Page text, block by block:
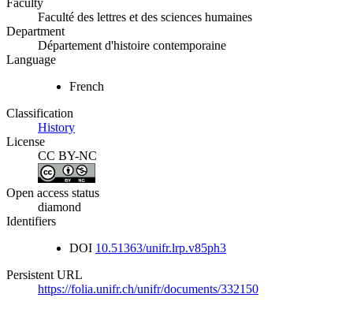
Faculté des lettres et des sciences humaines
Department
Département d'histoire contemporaine
Language
French
Classification
History
License
CC BY-NC
Open access status
diamond
Identifiers
DOI 10.51363/unifr.lrp.v85ph3
Persistent URL
https://folia.unifr.ch/unifr/documents/332150